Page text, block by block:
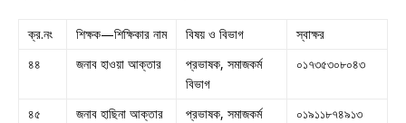
ক্র.নং শিক্ষক—শিক্ষিকার নাম বিষয় ও বিভাগ
স্বাক্ষর
৪৪
জনাব হাওয়া আক্তার
প্রভাষক, সমাজকর্ম
বিভাগ
০১৭৩৫৩০৮০৪৩
৪৫ জনাব হাছিনা আক্তার
প্রভাষক, সমাজকর্ম
০১৯১১৮৭৪৯১৩